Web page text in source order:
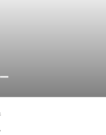
ストビーフ丼 不動